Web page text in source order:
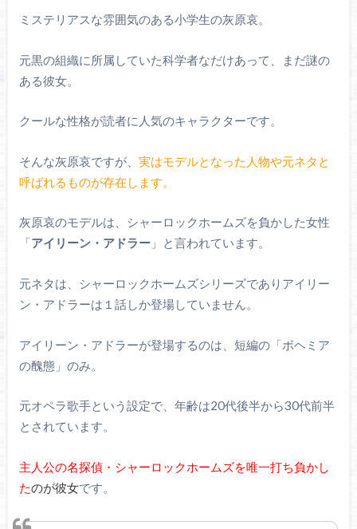
ミステリアスな雰囲気のある小学生の灰原哀。
元黒の組織に所属していた科学者なだけあって、まだ謎の
ある彼女。
クールな性格が読者に人気のキャラクターです。
そんな灰原哀ですが、 実はモデルとなった人物や元ネタと
呼ばれるものが存在します。
灰原哀のモデルは、シャーロックホームズを負かした女性
「アイリーン・アドラー」と言われています。
元ネタは、シャーロックホームズシリーズでありアイリー
ン・アドラーは１話しか登場していません。
アイリーン・アドラーが登場するのは、短編の「ボヘミア
の醜態」のみ。
元オペラ歌手という設定で、年齢は20代後半から30代前半
とされています。
主人公の名探偵・シャーロックホームズを唯一打ち負かし
たのが彼女です。